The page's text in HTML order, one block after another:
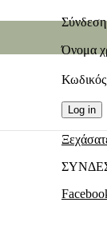
Όνομα
Κωδικός
Log in